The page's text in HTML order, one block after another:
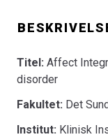
Titel: Affect
disorder
Fakultet: Det
Institut: Klinisk